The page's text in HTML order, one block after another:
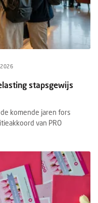
2026
stapsgewijs
komende jaren fors
van PRO